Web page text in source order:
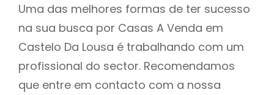
Uma das melhores formas de ter sucesso
na sua busca por Casas A Venda em
Castelo Da Lousa é trabalhando com um
profissional do sector. Recomendamos
que entre em contacto com a nossa